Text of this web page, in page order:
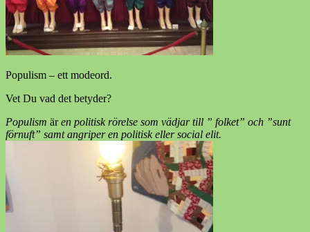
Populism – ett modeord.
Vet Du vad det betyder?
Populism ären politisk rörelse som vädjar till ” folket” och ”sunt
förnuft” samt angriper en politisk eller social elit.